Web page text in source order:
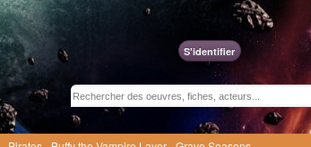
S'identifier